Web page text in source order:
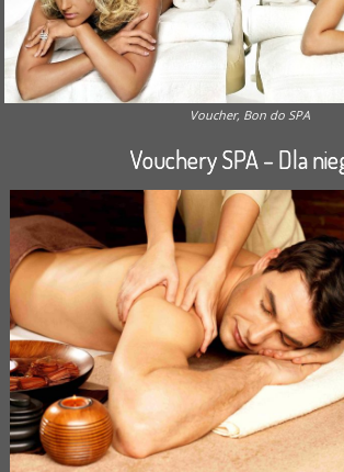
Voucher, Bon do SPA
Vouchery SPA – Dla